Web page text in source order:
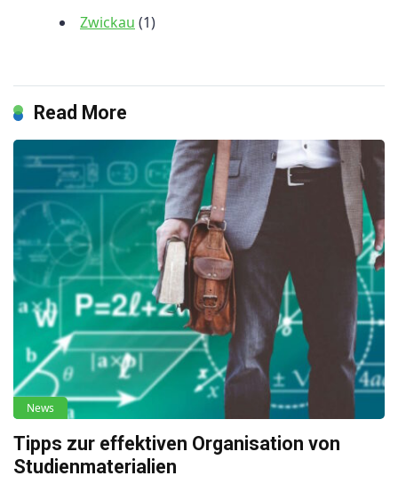
Zwickau (1)
Read More
News
Tipps zur effektiven Organisation von
Studienmaterialien